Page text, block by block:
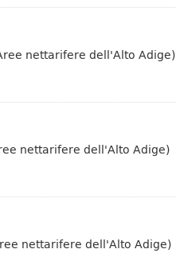
nettarifere dell'Alto Adige)
nettarifere dell'Alto Adige)
nettarifere dell'Alto Adige)